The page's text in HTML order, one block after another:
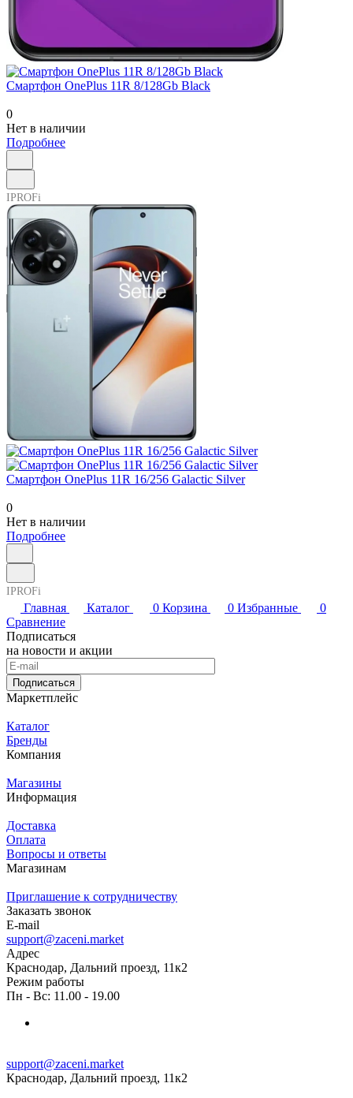
Смартфон OnePlus 11R 8/128Gb Black
0
Нет в наличии
Подробнее
IPROFi
Смартфон OnePlus 11R 16/256 Galactic Silver
0
Нет в наличии
Подробнее
IPROFi
Главная Каталог 0 Корзина 0 Избранные
0
Сравнение
Подписаться
на новости и акции
Подписаться
Маркетплейс
Каталог
Бренды
Компания
Магазины
Информация
Доставка
Оплата
Вопросы и ответы
Магазинам
Приглашение к сотрудничеству
Заказать звонок
E-mail
support@zaceni.market
Адрес
Краснодар, Дальний проезд, 11к2
Режим работы
Пн - Вс: 11.00 - 19.00
support@zaceni.market
Краснодар, Дальний проезд, 11к2